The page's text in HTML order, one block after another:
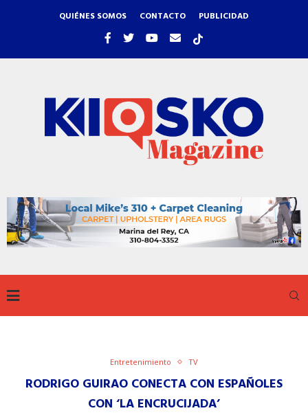
QUIÉNES SOMOS CONTACTO PUBLICIDAD
Entretenimiento TV
RODRIGO GUIRAO CONECTA CON ESPAÑOLES
CON ‘LA ENCRUCIJADA’